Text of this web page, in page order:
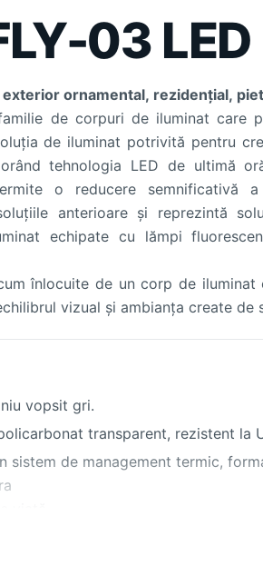
03 LED
ornamental, rezidențial,
familie de corpuri de iluminat
de iluminat potrivită pentru
tehnologia LED de ultimă
o reducere semnificativă
anterioare şi reprezintă
echipate cu lămpi
înlocuite de un corp de
vizual şi ambianţa create de
vopsit gri.
transparent, rezistent la
sistem de management termic,
inclus în produs şi executat în